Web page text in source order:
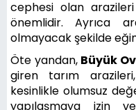
cephesi olan
önemlidir. Ayrıca
olmayacak şekilde
Öte yandan, Büyük
giren tarım
kesinlikle olumsuz
yapılaşmaya izin